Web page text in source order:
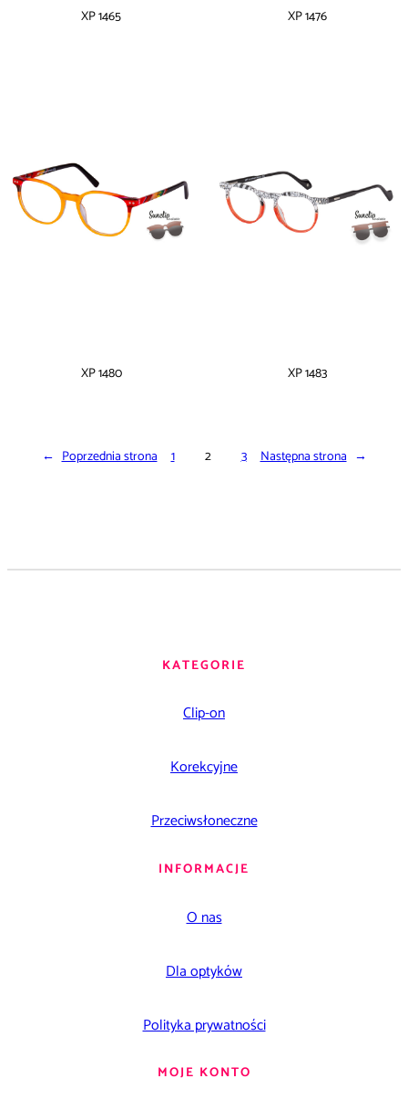
XP 1465 XP 1476
XP 1480 XP 1483
← Poprzednia strona 1 2 3 Następna strona →
KATEGORIE
Clip-on
Korekcyjne
Przeciwsłoneczne
INFORMACJE
O nas
Dla optyków
Polityka prywatności
MOJE KONTO